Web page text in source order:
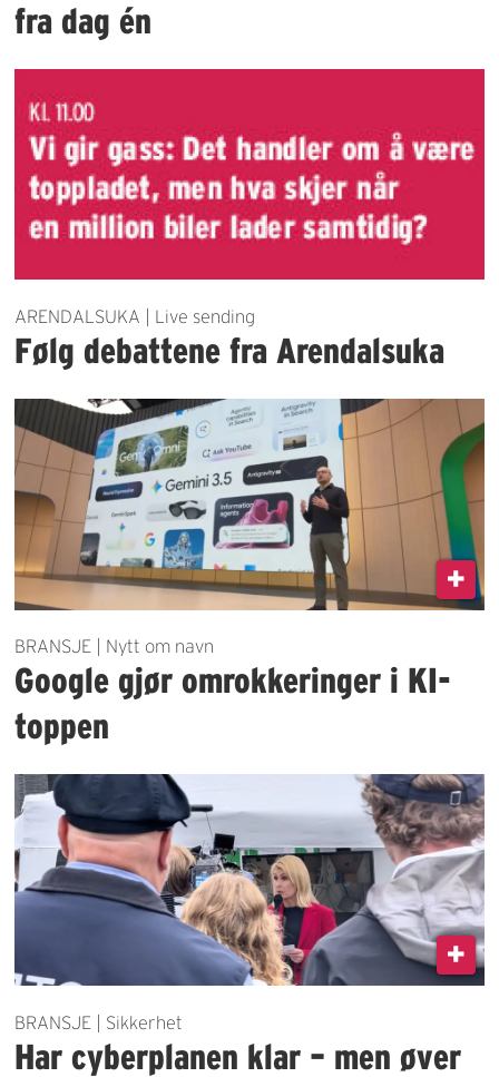
fra dag én
ARENDALSUKA | Live sending
Følg debattene fra Arendalsuka
BRANSJE | Nytt om navn
Google gjør omrokkeringer i KI-
toppen
BRANSJE | Sikkerhet
Har cyberplanen klar – men øver